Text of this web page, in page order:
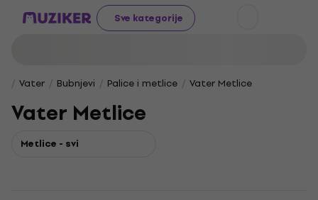
Sve kategorije
Vater Bubnjevi Palice i metlice Vater Metlice
Vater Metlice
Metlice - svi